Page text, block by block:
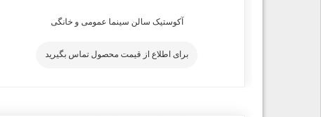
آکوستیک سالن سینما عمومی و خانگی
برای اطلاع از قیمت محصول تماس بگیرید